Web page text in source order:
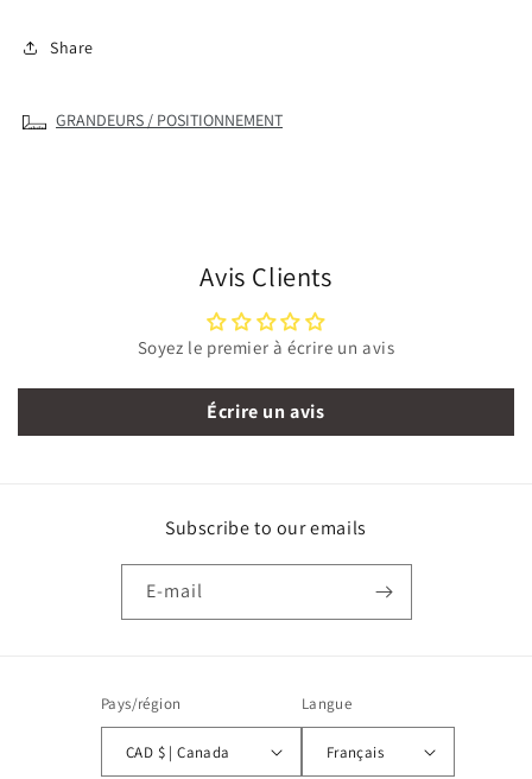
raglan
Share
GRANDEURS / POSITIONNEMENT
Avis Clients
Soyez le premier à écrire un avis
Écrire un avis
Subscribe to our emails
E-mail
Pays/région
CAD $ | Canada
Langue
Français